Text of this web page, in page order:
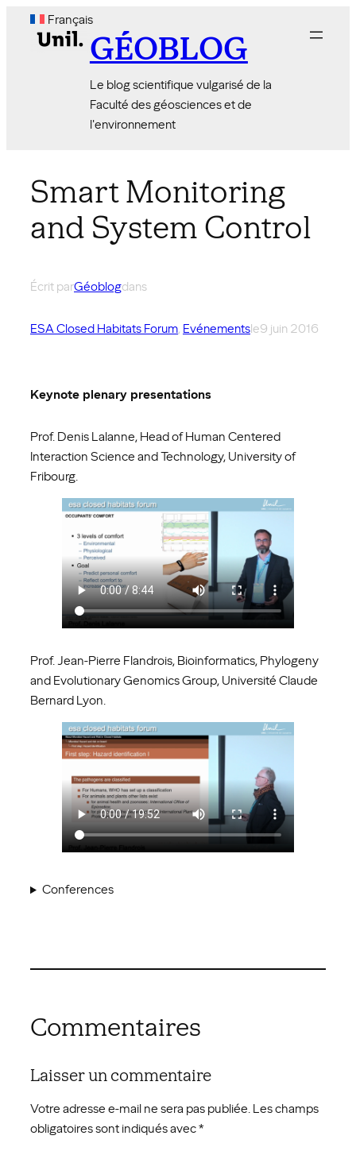
Français
GÉOBLOG
Le blog scientifique vulgarisé de la
Faculté des géosciences et de
l'environnement
Smart Monitoring
and System Control
Écrit parGéoblogdans
ESA Closed Habitats Forum Evénementsle9 juin 2016
Keynote plenary presentations
Prof. Denis Lalanne, Head of Human Centered
Interaction Science and Technology, University of
Fribourg.
Prof. Jean-Pierre Flandrois, Bioinformatics, Phylogeny
and Evolutionary Genomics Group, Université Claude
Bernard Lyon.
Conferences
Commentaires
Laisser un commentaire
Votre adresse e-mail ne sera pas publiée. Les champs
obligatoires sont indiqués avec*